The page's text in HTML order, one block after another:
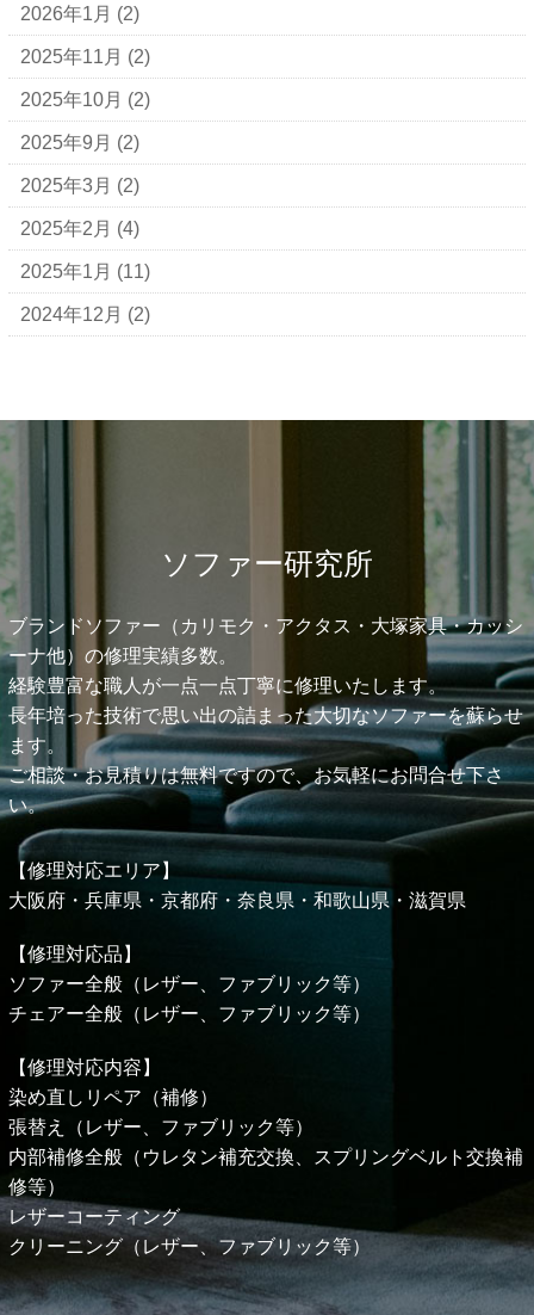
2026年1月 (2)
2025年11月 (2)
2025年10月 (2)
2025年9月 (2)
2025年3月 (2)
2025年2月 (4)
2025年1月 (11)
2024年12月 (2)
ソファー研究所
ブランドソファー（カリモク・アクタス・大塚家具・カッシ
ーナ他）の修理実績多数。
経験豊富な職人が一点一点丁寧に修理いたします。
長年培った技術で思い出の詰まった大切なソファーを蘇らせ
ます。
ご相談・お見積りは無料ですので、お気軽にお問合せ下さ
い。
【修理対応エリア】
大阪府・兵庫県・京都府・奈良県・和歌山県・ 滋賀県
【修理対応品】
ソファー全般（レザー、ファブリック等）
チェアー全般（レザー、ファブリック等）
【修理対応内容】
染め直しリペア（補修）
張替え（レザー、ファブリック等）
内部補修全般（ウレタン補充交換、スプリングベルト交換補
修等）
レザーコーティング
クリーニング（レザー、ファブリック等）